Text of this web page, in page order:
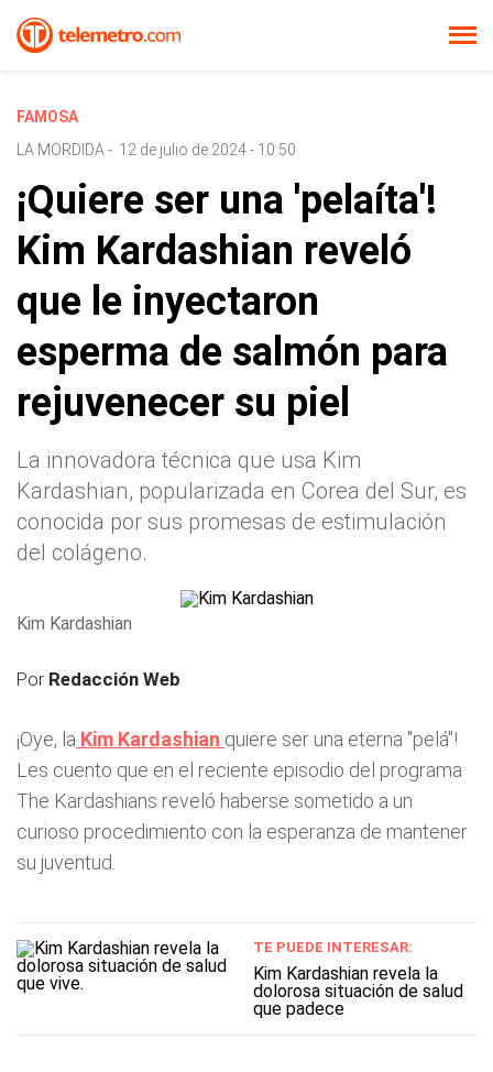
FAMOSA
LA MORDIDA - 12 de julio de 2024 - 10:50
¡Quiere ser una 'pelaíta'!
Kim Kardashian reveló
que le inyectaron
esperma de salmón para
rejuvenecer su piel
La innovadora técnica que usa Kim
Kardashian, popularizada en Corea del Sur, es
conocida por sus promesas de estimulación
del colágeno.
Kim Kardashian
Por Redacción Web
¡Oye, la Kim Kardashian quiere ser una eterna "pelá"!
Les cuento que en el reciente episodio del programa
The Kardashians reveló haberse sometido a un
curioso procedimiento con la esperanza de mantener
su juventud.
TE PUEDE INTERESAR:
Kim Kardashian revela la
dolorosa situación de salud
que padece